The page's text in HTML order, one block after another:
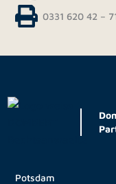
0331 620 42 –
Potsdam